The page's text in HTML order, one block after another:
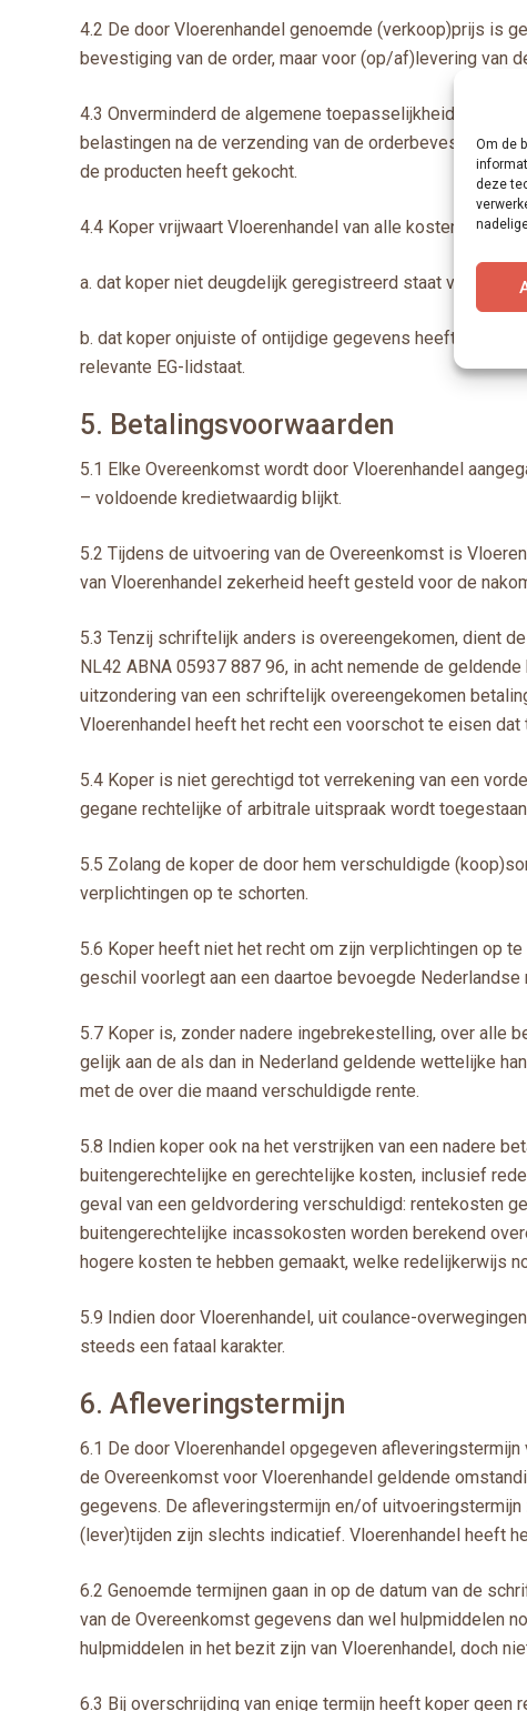
Om de
deze
4.2 De door Vloerenhandel genoemde (verkoop)prijs is
bevestiging van de order, maar voor (op/af)levering van
4.3 Onverminderd de algemene toepasselijkheid van
belastingen na de verzending van de orderbevestiging
de producten heeft gekocht.
4.4 Koper vrijwaart Vloerenhandel van alle kosten en
a. dat koper niet deugdelijk geregistreerd staat voor de
b. dat koper onjuiste of ontijdige gegevens heeft
relevante EG-lidstaat.
5. Betalingsvoorwaarden
5.1 Elke Overeenkomst wordt door Vloerenhandel
– voldoende kredietwaardig blijkt.
5.2 Tijdens de uitvoering van de Overeenkomst is
van Vloerenhandel zekerheid heeft gesteld voor de
5.3 Tenzij schriftelijk anders is overeengekomen, dient
NL42 ABNA 05937 887 96, in acht nemende de
uitzondering van een schriftelijk overeengekomen
Vloerenhandel heeft het recht een voorschot te eisen
5.4 Koper is niet gerechtigd tot verrekening van een
gegane rechtelijke of arbitrale uitspraak wordt
5.5 Zolang de koper de door hem verschuldigde
verplichtingen op te schorten.
5.6 Koper heeft niet het recht om zijn verplichtingen op
geschil voorlegt aan een daartoe bevoegde Nederlandse
5.7 Koper is, zonder nadere ingebrekestelling, over alle
gelijk aan de als dan in Nederland geldende wettelijke
met de over die maand verschuldigde rente.
5.8 Indien koper ook na het verstrijken van een nadere
buitengerechtelijke en gerechtelijke kosten, inclusief
geval van een geldvordering verschuldigd: rentekosten
buitengerechtelijke incassokosten worden berekend
hogere kosten te hebben gemaakt, welke redelijkerwijs
5.9 Indien door Vloerenhandel, uit coulance-
steeds een fataal karakter.
6. Afleveringstermijn
6.1 De door Vloerenhandel opgegeven
de Overeenkomst voor Vloerenhandel geldende
gegevens. De afleveringstermijn en/of
(lever)tijden zijn slechts indicatief. Vloerenhandel heeft
6.2 Genoemde termijnen gaan in op de datum van de
van de Overeenkomst gegevens dan wel hulpmiddelen
hulpmiddelen in het bezit zijn van Vloerenhandel, doch
6.3 Bij overschrijding van enige termijn heeft koper